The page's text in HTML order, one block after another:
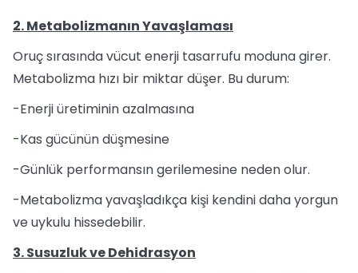
2. Metabolizmanın Yavaşlaması
Oruç sırasında vücut enerji tasarrufu moduna girer.
Metabolizma hızı bir miktar düşer. Bu durum:
-Enerji üretiminin azalmasına
-Kas gücünün düşmesine
-Günlük performansın gerilemesine neden olur.
-Metabolizma yavaşladıkça kişi kendini daha yorgun
ve uykulu hissedebilir.
3. Susuzluk ve Dehidrasyon